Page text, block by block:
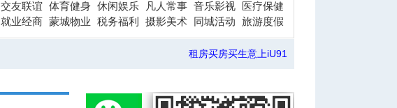
交友联谊 体育健身 休闲娱乐 凡人常事 音乐影视
医疗保健
就业经商 蒙城物业 税务福利 摄影美术 同城活动 旅游度假
租房买房买生意上iU91